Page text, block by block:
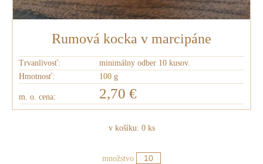
Rumová kocka v marcipáne
Trvanlivosť:
minimálny odber 10 kusov.
Hmotnosť:
100 g
m. o. cena: 2,70 €
v košíku: 0ks
množstvo